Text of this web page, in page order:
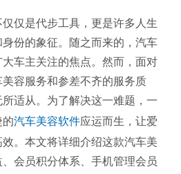
仅是代步工具，更是许多人生
份的象征。随之而来的，汽车
车主关注的焦点。然而，面对
容服务和参差不齐的服务质
适从。为了解决这一难题，一
的汽车美容软件应运而生，让爱
。本文将详细介绍这款汽车美
会员积分体系、手机管理会员